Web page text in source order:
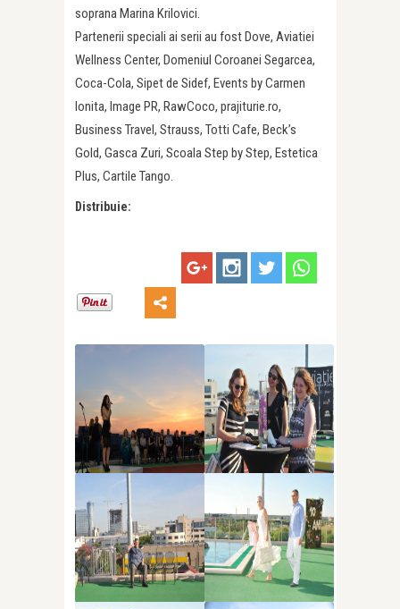
soprana Marina Krilovici.
Partenerii speciali ai serii au fost Dove, Aviatiei
Wellness Center, Domeniul Coroanei Segarcea,
Coca-Cola, Sipet de Sidef, Events by Carmen
Ionita, Image PR, RawCoco, prajiturie.ro,
Business Travel, Strauss, Totti Cafe, Beck’s
Gold, Gasca Zuri, Scoala Step by Step, Estetica
Plus, Cartile Tango.
Distribuie: